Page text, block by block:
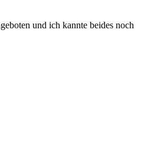
und ich kannte beides noch